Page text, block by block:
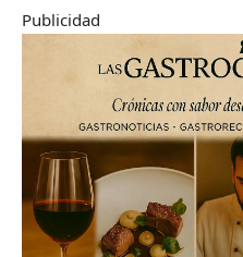
Publicidad